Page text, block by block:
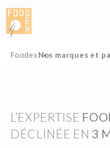
Panneau de gestion des
FoodexNos marques et
L’EXPERTISE
DÉCLINÉE EN 3